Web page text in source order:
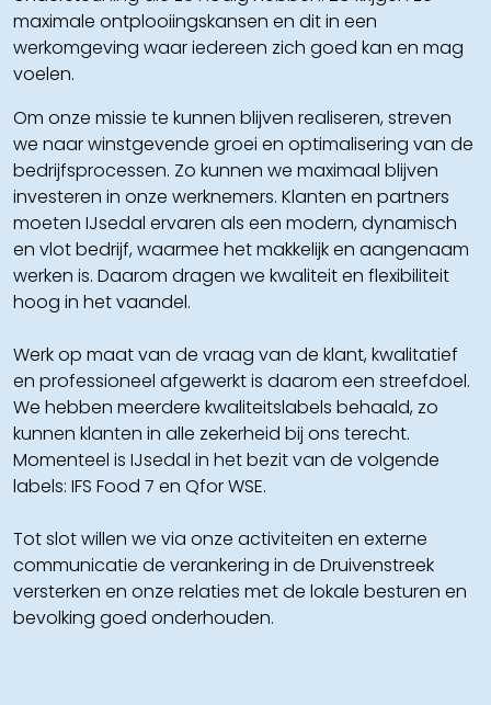
maximale ontplooiingskansen en dit in een
werkomgeving waar iedereen zich goed kan en mag
voelen.
Om onze missie te kunnen blijven realiseren, streven
we naar winstgevende groei en optimalisering van de
bedrijfsprocessen. Zo kunnen we maximaal blijven
investeren in onze werknemers. Klanten en partners
moeten IJsedal ervaren als een modern, dynamisch
en vlot bedrijf, waarmee het makkelijk en aangenaam
werken is. Daarom dragen we kwaliteit en flexibiliteit
hoog in het vaandel.
Werk op maat van de vraag van de klant, kwalitatief
en professioneel afgewerkt is daarom een streefdoel.
We hebben meerdere kwaliteitslabels behaald, zo
kunnen klanten in alle zekerheid bij ons terecht.
Momenteel is IJsedal in het bezit van de volgende
labels: IFS Food 7 en Qfor WSE.
Tot slot willen we via onze activiteiten en externe
communicatie de verankering in de Druivenstreek
versterken en onze relaties met de lokale besturen en
bevolking goed onderhouden.